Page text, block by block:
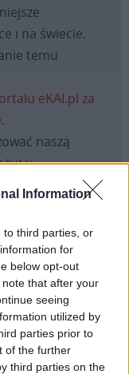
Information
to third parties, or
for
below opt-out
that after your
seeing
utilized by
parties prior to
of the further
third parties on the
i na świecie.
temu
eKAI.pl za
naszą
tutaj.